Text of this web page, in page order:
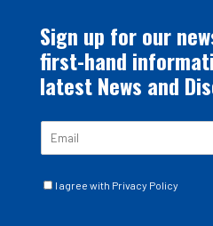
Sign up for our
first-hand
latest News and
C I agree with Privacy Policy